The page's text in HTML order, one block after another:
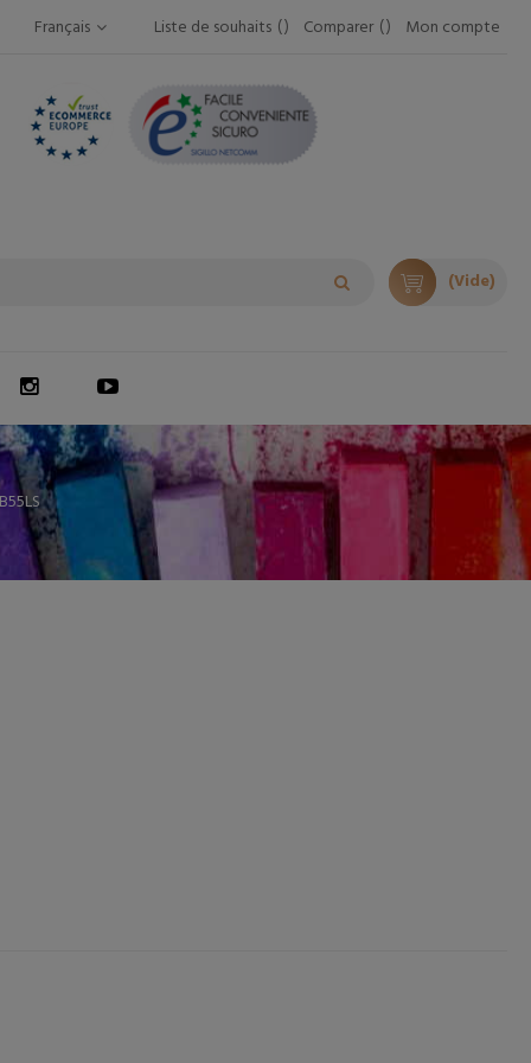
Liste de souhaits Comparer Mon compte
Français
(Vide)